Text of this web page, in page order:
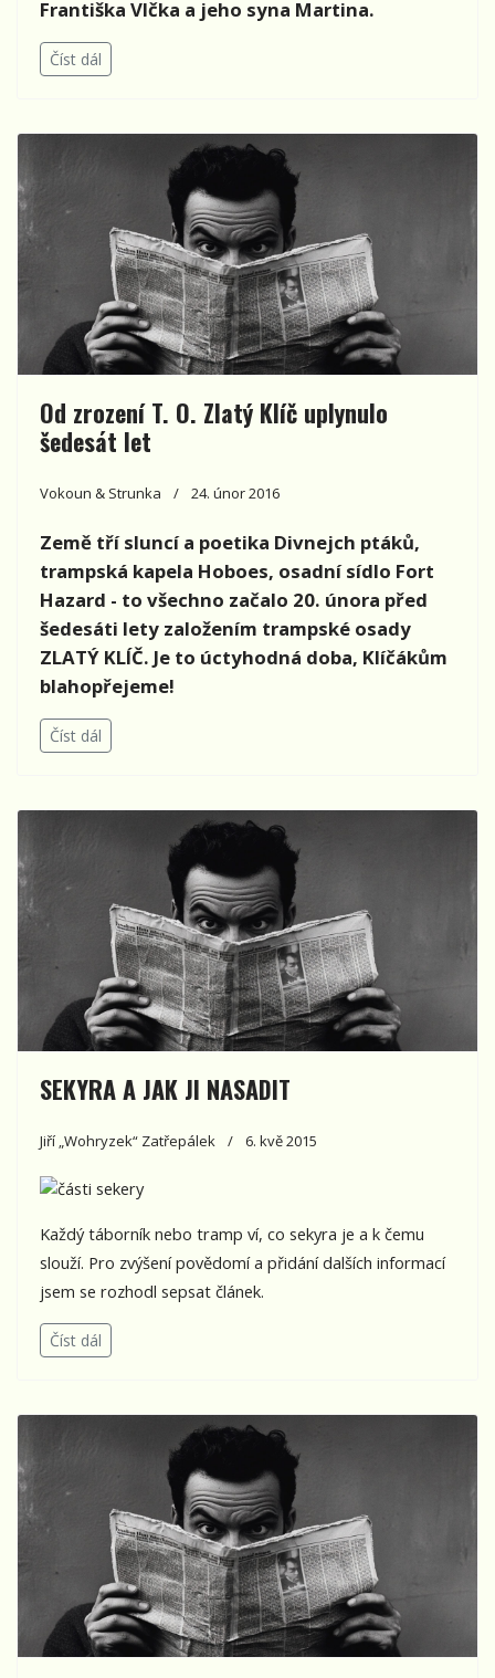
Františka Vlčka a jeho syna Martina.
Číst dál
Od zrození T. O. Zlatý Klíč uplynulo
šedesát let
Vokoun & Strunka 24. únor 2016
Země tří sluncí a poetika Divnejch ptáků,
trampská kapela Hoboes, osadní sídlo Fort
Hazard - to všechno začalo 20. února před
šedesáti lety založením trampské osady
ZLATÝ KLÍČ. Je to úctyhodná doba, Klíčákům
blahopřejeme!
Číst dál
SEKYRA A JAK JI NASADIT
Jiří „Wohryzek“ Zatřepálek 6. kvě 2015
Každý táborník nebo tramp ví, co sekyra je a k čemu
slouží. Pro zvýšení povědomí a přidání dalších informací
jsem se rozhodl sepsat článek.
Číst dál